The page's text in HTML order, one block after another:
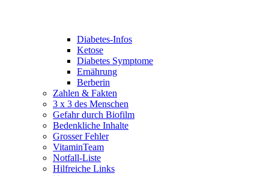
Diabetes-Infos
Ketose
Diabetes Symptome
Ernährung
Berberin
Zahlen & Fakten
3 x 3 des Menschen
Gefahr durch Biofilm
Bedenkliche Inhalte
Grosser Fehler
VitaminTeam
Notfall-Liste
Hilfreiche Links